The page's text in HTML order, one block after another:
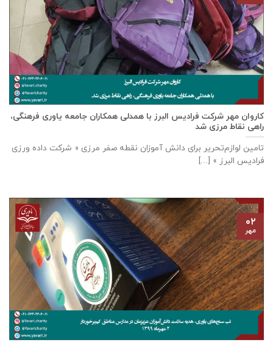
كاروان مهر شرکت فرادیس البرز با همدلی همکاران جامعه یاوری فرهنگی،
راهی نقاط مرزی شد
تامين لوازم‌تحرير برای دانش آموزان نقطه صفر مرزی « شرکت داده ورزی
فراديس البرز » [...]
۰۲
مهر